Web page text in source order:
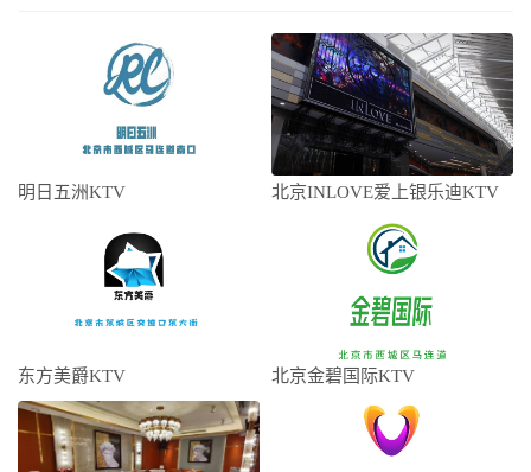
明日五洲KTV 北京INLOVE爱上银乐迪KTV
东方美爵KTV 北京金碧国际KTV